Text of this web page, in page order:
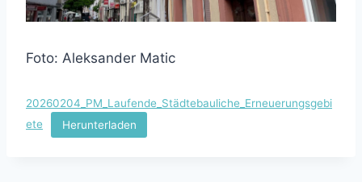
Foto: Aleksander Matic
20260204_PM_Laufende_Städtebauliche_Erneuerungsgebi
ete
Herunterladen